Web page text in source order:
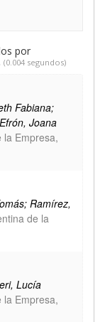
por
(0.004 segundos)
Fabiana;
Joana
la Empresa,
Ramírez,
de la
Lucía
la Empresa,